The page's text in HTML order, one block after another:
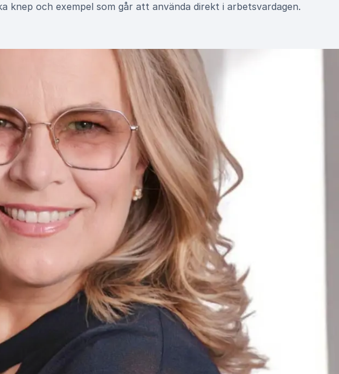
knep och exempel som går att använda direkt i arbetsvardagen.